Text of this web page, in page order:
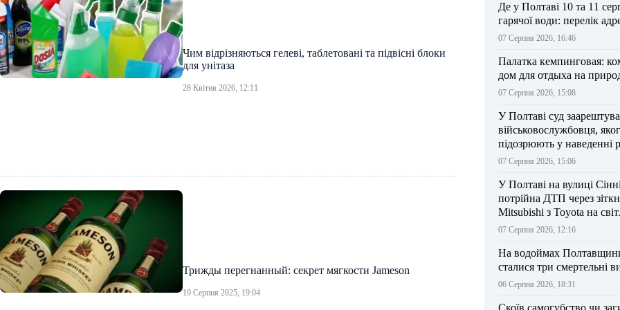
Чим відрізняються гелеві, таблетовані та підвісні блоки
для унітаза
28 Квітня 2026, 12:11
Трижды перегнанный: секрет мягкости Jameson
19 Серпня 2025, 19:04
Де у Полтаві 10 та 11
гарячої води: перелік
07 Серпня 2026, 16:46
Палатка кемпинговая:
дом для отдыха на
07 Серпня 2026, 15:08
У Полтаві суд
військовослужбовця,
підозрюють у наведенні
БпЛА на власний
07 Серпня 2026, 15:06
У Полтаві на вулиці
потрійна ДТП через
Mitsubishi з Toyota на
07 Серпня 2026, 12:16
На водоймах
сталися три смертельні
06 Серпня 2026, 18:31
Скоїв самогубство чи